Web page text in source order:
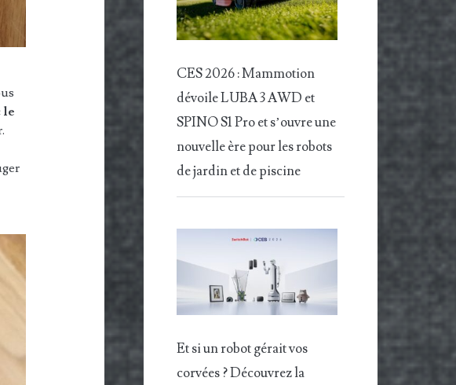
le
CES 2026 : Mammotion
dévoile LUBA 3 AWD et
SPINO S1 Pro et s’ouvre une
nouvelle ère pour les robots
de jardin et de piscine
Et si un robot gérait vos
corvées ? Découvrez la